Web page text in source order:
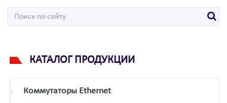
КАТАЛОГ ПРОДУКЦИИ
Коммутаторы Ethernet